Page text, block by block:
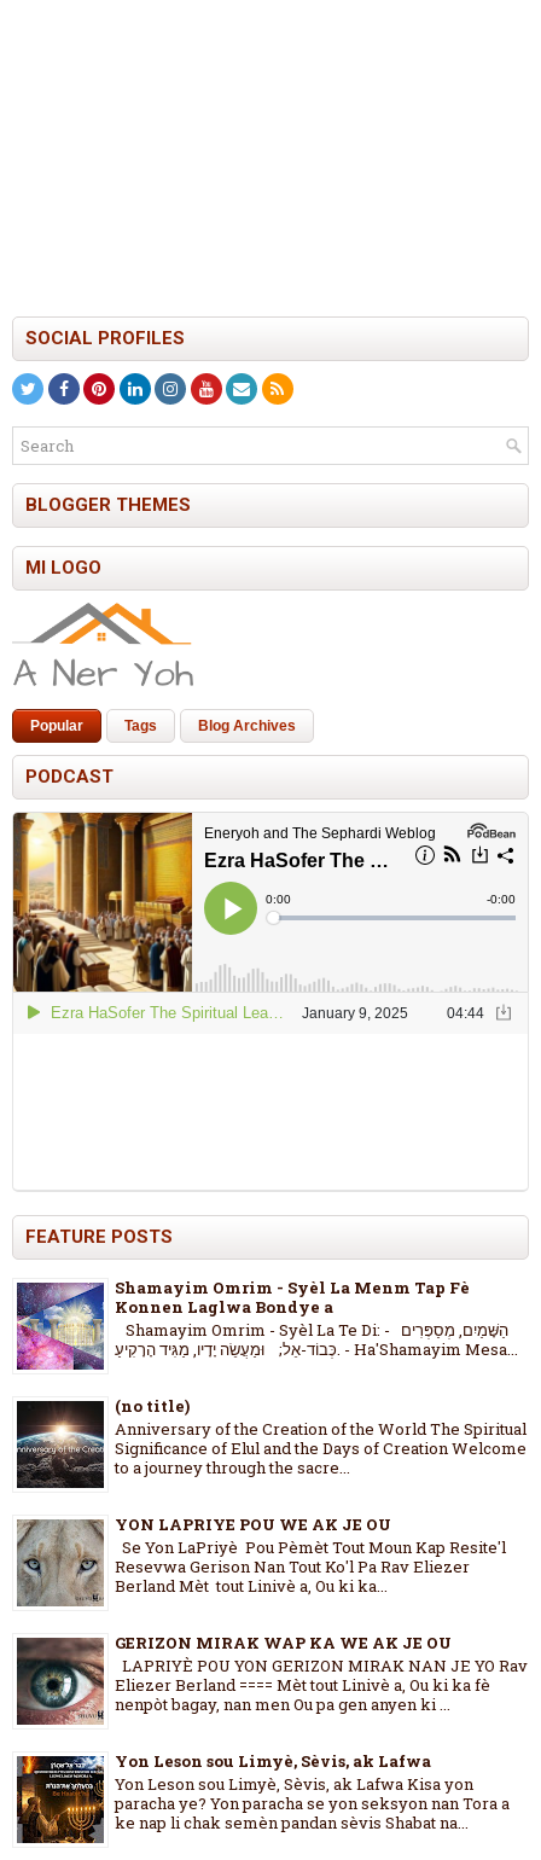
SOCIAL PROFILES
BLOGGER THEMES
MI LOGO
Popular Tags Blog Archives
PODCAST
FEATURE POSTS
Shamayim Omrim - Syèl La Menm Tap Fè
Konnen Laglwa Bondye a
Shamayim Omrim - Syèl La Te Di: - הַשָּׁמַיִם, מְסַפְּרִים
כְּבוֹד-אֵל; וּמַעֲשֵׂה יָדָיו, מַגִּיד הָרָקִיעַ. - Ha'Shamayim Mesa...
(no title)
Anniversary of the Creation of the World The Spiritual
Significance of Elul and the Days of Creation Welcome
to a journey through the sacre...
YON LAPRIYE POU WE AK JE OU
Se Yon LaPriyè Pou Pèmèt Tout Moun Kap Resite'l
Resevwa Gerison Nan Tout Ko'l Pa Rav Eliezer
Berland Mèt tout Linivè a, Ou ki ka...
GERIZON MIRAK WAP KA WE AK JE OU
LAPRIYÈ POU YON GERIZON MIRAK NAN JE YO Rav
Eliezer Berland ==== Mèt tout Linivè a, Ou ki ka fè
nenpòt bagay, nan men Ou pa gen anyen ki ...
Yon Leson sou Limyè, Sèvis, ak Lafwa
Yon Leson sou Limyè, Sèvis, ak Lafwa Kisa yon
paracha ye? Yon paracha se yon seksyon nan Tora a
ke nap li chak semèn pandan sèvis Shabat na...